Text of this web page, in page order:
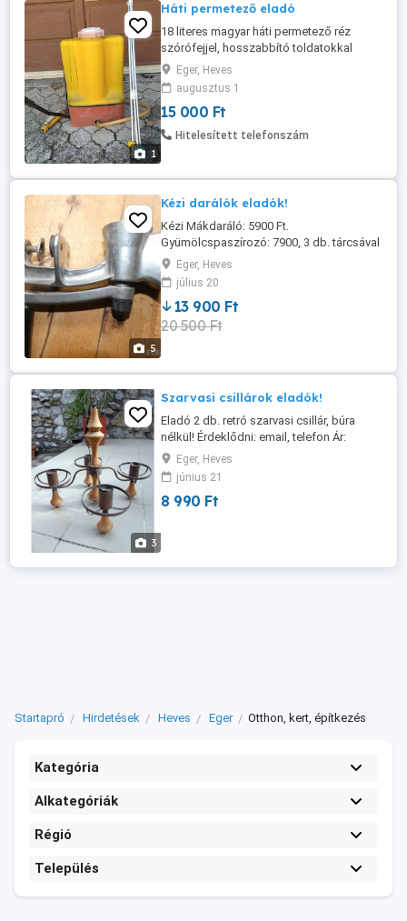
1
Háti permetező eladó
18 literes magyar háti permetező réz
szórófejjel, hosszabbító toldatokkal
eladó.Eger, Heves
augusztus 1
15 000 Ft
Hitelesített telefonszám
5
Kézi darálók eladók!
Kézi Mákdaráló: 5900 Ft.
Gyümölcspaszírozó: 7900, 3 db. tárcsával
Eger, Heves
július 20
13 900 Ft
20 500 Ft
3
Szarvasi csillárok eladók!
Eladó 2 db. retró szarvasi csillár, búra
nélkül! Érdeklődni: email, telefon Ár:
4990/db.
Eger, Heves
június 21
8 990 Ft
Startapró Hirdetések Heves Eger Otthon, kert, építkezés
Kategória
Alkategóriák
Régió
Település